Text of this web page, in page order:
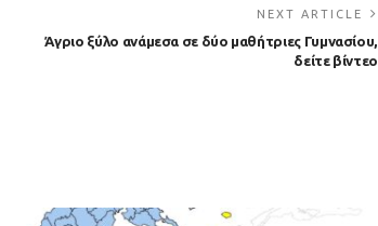
NEXT ARTICLE
Άγριο ξύλο ανάμεσα σε δύο μαθήτριες Γυμνασίου,
δείτε βίντεο